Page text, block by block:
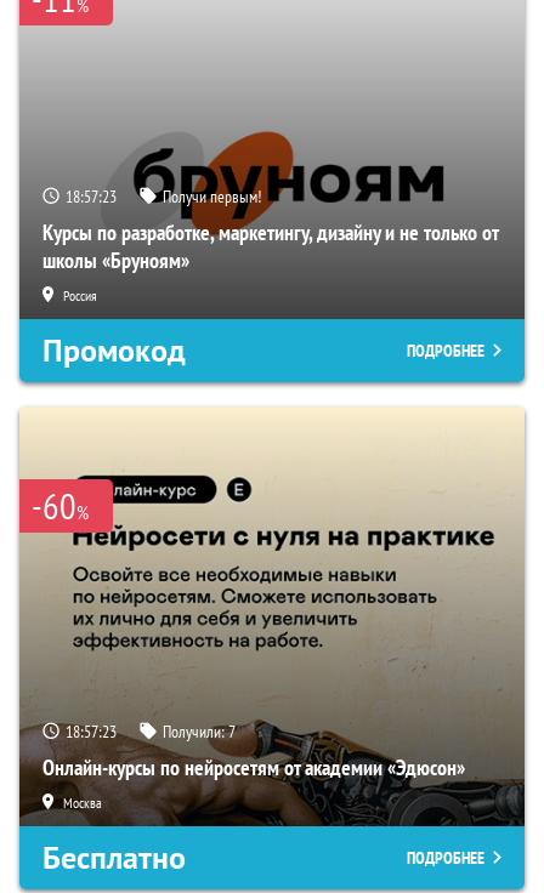
%
18:57:22 Получи первым!
Курсы по разработке, маркетингу, дизайну и не только от
школы «Бруноям»
Россия
Промокод ПОДРОБНЕЕ
-60%
18:57:22 Получили:7
Онлайн-курсы по нейросетям от академии «Эдюсон»
Москва
Бесплатно ПОДРОБНЕЕ